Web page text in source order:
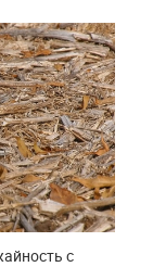
с